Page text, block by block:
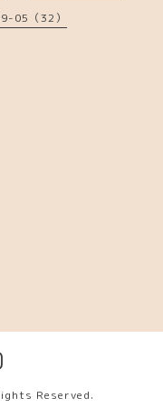
05（32）
Reserved.